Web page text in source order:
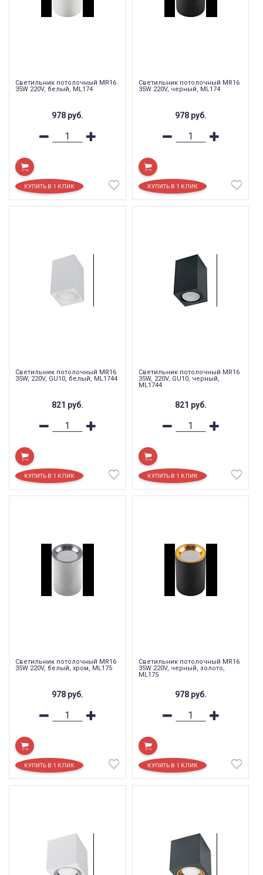
Светильник потолочный MR16
35W 220V, белый, ML174
978 руб.
Светильник потолочный MR16
35W 220V, черный, ML174
978 руб.
Светильник потолочный MR16
35W, 220V, GU10, белый, ML1744
821 руб.
Светильник потолочный MR16
35W, 220V, GU10, черный,
ML1744
821 руб.
Светильник потолочный MR16
35W 220V, белый, хром, ML175
978 руб.
Светильник потолочный MR16
35W 220V, черный, золото,
ML175
978 руб.